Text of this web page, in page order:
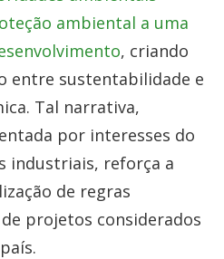
ambiental a uma
, criando
entre sustentabilidade e
Tal narrativa,
por interesses do
industriais, reforça a
de regras
projetos considerados